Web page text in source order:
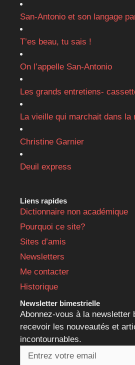
San-Antonio et son langage
T’es beau, tu sais !
On l’appelle San-Antonio
Les grands entretiens-
La vieille qui marchait dans la
Christine Garnier
Deuil express
Liens rapides
Dictionnaire non académique
Pourquoi ce site?
Sites d’amis
Newsletters
Me contacter
Historique
Newsletter bimestrielle
Abonnez-vous à la newsletter
recevoir les nouveautés et
incontournables.